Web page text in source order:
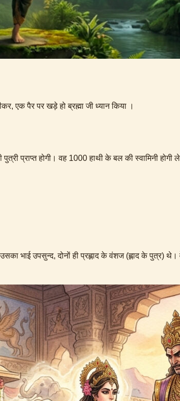
एक पैर पर खड़े हो ब्रह्मा जी ध्यान किया ।
प्राप्त होगी। वह 1000 हाथी के बल की स्वामिनी
भाई उपसुन्द, दोनों ही प्रह्लाद के वंशज (ह्लाद के पुत्र)